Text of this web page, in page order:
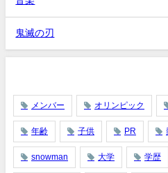
鬼滅の刃
メンバー オリンピック
年齢 子供 PR
snowman 大学 学歴